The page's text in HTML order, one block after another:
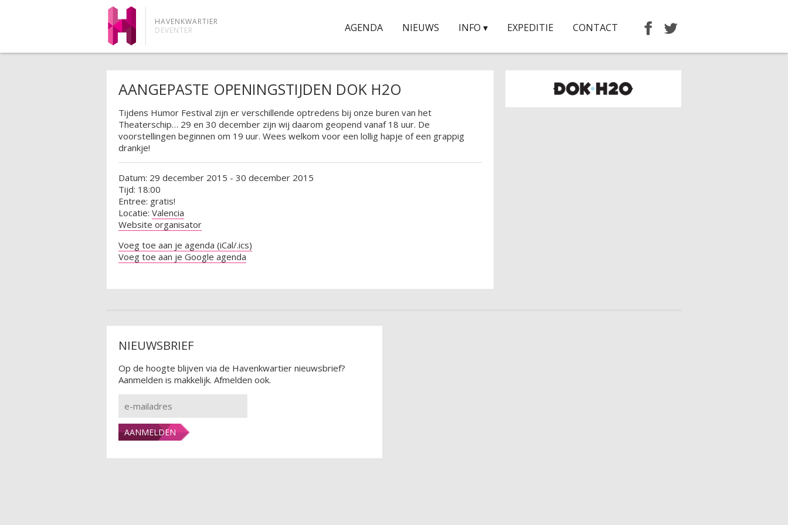
HAVENKWARTIER
DEVENTER
AGENDA NIEUWS INFO ▾ EXPEDITIE CONTACT
AANGEPASTE OPENINGSTIJDEN DOK H2O
Tijdens Humor Festival zijn er verschillende optredens bij onze buren van het
Theaterschip… 29 en 30 december zijn wij daarom geopend vanaf 18 uur. De
voorstellingen beginnen om 19 uur. Wees welkom voor een lollig hapje of een grappig
drankje!
Datum: 29 december 2015 - 30 december 2015
Tijd: 18:00
Entree: gratis!
Locatie: Valencia
Website organisator
Voeg toe aan je agenda (iCal/.ics)
Voeg toe aan je Google agenda
NIEUWSBRIEF
Op de hoogte blijven via de Havenkwartier nieuwsbrief?
Aanmelden is makkelijk. Afmelden ook.